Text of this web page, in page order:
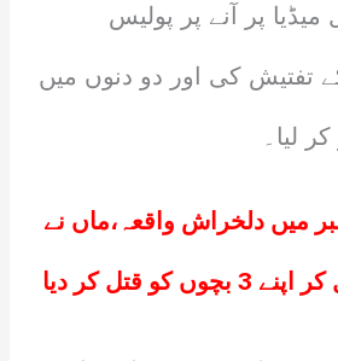
پر آنے پر پولیس
تفتیش کی اور دو دنوں میں
لیا۔
میں دلخراش واقعہ،ماں نے
قتل کر دیا